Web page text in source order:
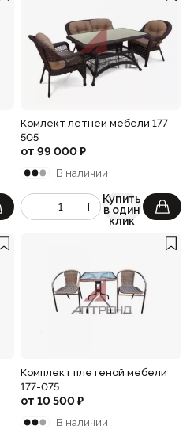
Комлект летней мебели 177-
505
от 99 000₽
В наличии
Купить
в один
клик
Комплект плетеной мебели
177-075
от 10 500₽
В наличии